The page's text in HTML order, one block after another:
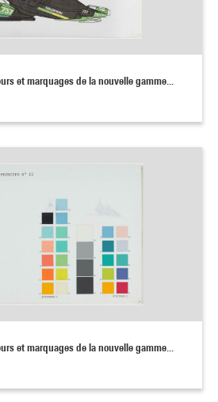
et marquages de la nouvelle gamme...
et marquages de la nouvelle gamme...